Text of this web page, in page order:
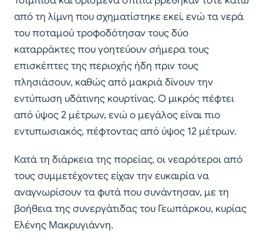
από τη λίμνη που σχηματίστηκε εκεί, ενώ τα νερά
του ποταμού τροφοδότησαν τους δύο
καταρράκτες που γοητεύουν σήμερα τους
επισκέπτες της περιοχής ήδη πριν τους
πλησιάσουν, καθώς από μακριά δίνουν την
εντύπωση υδάτινης κουρτίνας. Ο μικρός πέφτει
από ύψος 2 μέτρων, ενώ ο μεγάλος είναι πιο
εντυπωσιακός, πέφτοντας από ύψος 12 μέτρων.
Κατά τη διάρκεια της πορείας, οι νεαρότεροι από
τους συμμετέχοντες είχαν την ευκαιρία να
αναγνωρίσουν τα φυτά που συνάντησαν, με τη
βοήθεια της συνεργάτιδας του Γεωπάρκου, κυρίας
Ελένης Μακρυγιάννη.